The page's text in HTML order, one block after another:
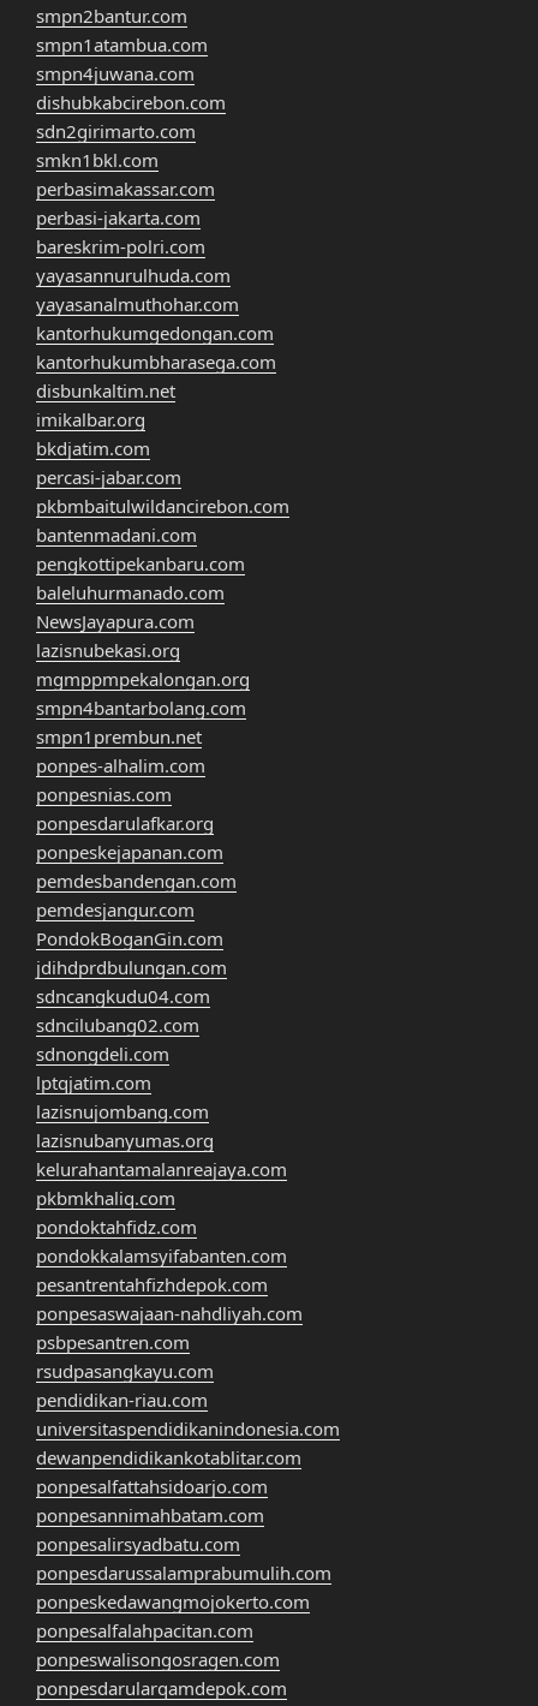
smpn2bantur.com
smpn1atambua.com
smpn4juwana.com
dishubkabcirebon.com
sdn2girimarto.com
smkn1bkl.com
perbasimakassar.com
perbasi-jakarta.com
bareskrim-polri.com
yayasannurulhuda.com
yayasanalmuthohar.com
kantorhukumgedongan.com
kantorhukumbharasega.com
disbunkaltim.net
imikalbar.org
bkdjatim.com
percasi-jabar.com
pkbmbaitulwildancirebon.com
bantenmadani.com
pengkottipekanbaru.com
baleluhurmanado.com
NewsJayapura.com
lazisnubekasi.org
mgmppmpekalongan.org
smpn4bantarbolang.com
smpn1prembun.net
ponpes-alhalim.com
ponpesnias.com
ponpesdarulafkar.org
ponpeskejapanan.com
pemdesbandengan.com
pemdesjangur.com
PondokBoganGin.com
jdihdprdbulungan.com
sdncangkudu04.com
sdncilubang02.com
sdnongdeli.com
lptqjatim.com
lazisnujombang.com
lazisnubanyumas.org
kelurahantamalanreajaya.com
pkbmkhaliq.com
pondoktahfidz.com
pondokkalamsyifabanten.com
pesantrentahfizhdepok.com
ponpesaswajaan-nahdliyah.com
psbpesantren.com
rsudpasangkayu.com
pendidikan-riau.com
universitaspendidikanindonesia.com
dewanpendidikankotablitar.com
ponpesalfattahsidoarjo.com
ponpesannimahbatam.com
ponpesalirsyadbatu.com
ponpesdarussalamprabumulih.com
ponpeskedawangmojokerto.com
ponpesalfalahpacitan.com
ponpeswalisongosragen.com
ponpesdarularqamdepok.com